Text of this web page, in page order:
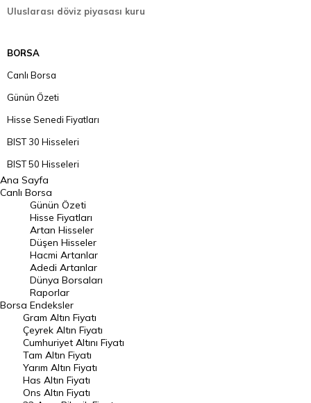
Uluslarası döviz piyasası kuru
BORSA
Canlı Borsa
Günün Özeti
Hisse Senedi Fiyatları
BIST 30 Hisseleri
BIST 50 Hisseleri
BIST 100 Hisseleri
En Çok Artan Hisseler
En Çok Düşen Hisseler
Hacmi Artanlar
Geçmiş Kapanışlar
Dünya Borsaları
Raporlar
Endeksler
DÖVİZ
Döviz Kuru
Ana Sayfa
Canlı Borsa
Borsa
Günün Özeti
Hisse Fiyatları
Artan Hisseler
Düşen Hisseler
Hacmi Artanlar
Adedi Artanlar
Dünya Borsaları
Raporlar
Endeksler
Gram Altın Fiyatı
Çeyrek Altın Fiyatı
Cumhuriyet Altını Fiyatı
Tam Altın Fiyatı
Yarım Altın Fiyatı
Has Altın Fiyatı
Ons Altın Fiyatı